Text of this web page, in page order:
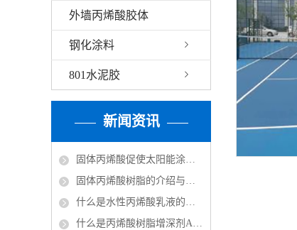
外墙丙烯酸胶体
钢化涂料
801水泥胶
新闻资讯
固体丙烯酸促使太阳能涂料走红市场
固体丙烯酸树脂的介绍与分类
什么是水性丙烯酸乳液的改性？
什么是丙烯酸树脂增深剂ASA？